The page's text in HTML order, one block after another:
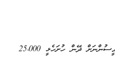
ދައުރު ފުރިހަމަކުރައްވާ ނައިބު ރައީސުންނަށް ދޭން ހުށަހެޅީ 25،000